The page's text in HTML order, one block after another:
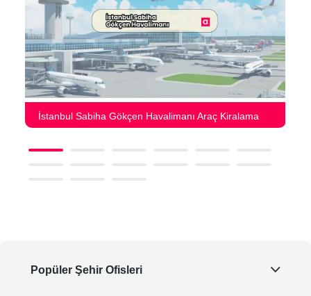
İstanbul Sabiha Gökçen Havalimanı Araç Kiralama
Popüler Şehir Ofisleri